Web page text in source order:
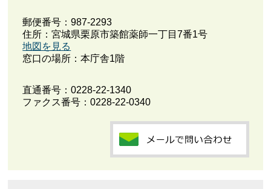
郵便番号：987-2293
住所：宮城県栗原市築館薬師一丁目7番1号
地図を見る
窓口の場所：本庁舎1階
直通番号：0228-22-1340
ファクス番号：0228-22-0340